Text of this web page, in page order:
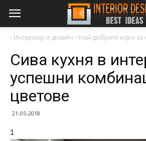
› Интериор и дизайн • Най-добрите идеи за
Сива кухня в
​​успешни
цветове
21-05-2018
1